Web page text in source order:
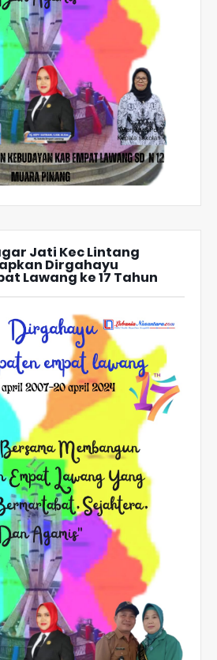
Jati Kec Lintang
Dirgahayu
Lawang ke 17 Tahun